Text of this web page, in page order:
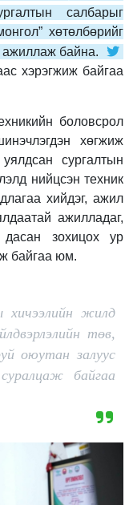
салбарыг
хөтөлбөрийг
ажиллаж байна.
хэрэгжиж байгаа
боловсрол
хөгжиж
сургалтын
нийцсэн техник
хийдэг, ажил
ажилладаг,
дасан зохицох ур
байгаа юм.
хичээлийн жилд
төв,
оюутан залуус
байгаа